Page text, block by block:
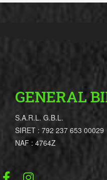
GENERAL
S.A.R.L. G.B.L.
SIRET : 792 237 653
NAF : 4764Z